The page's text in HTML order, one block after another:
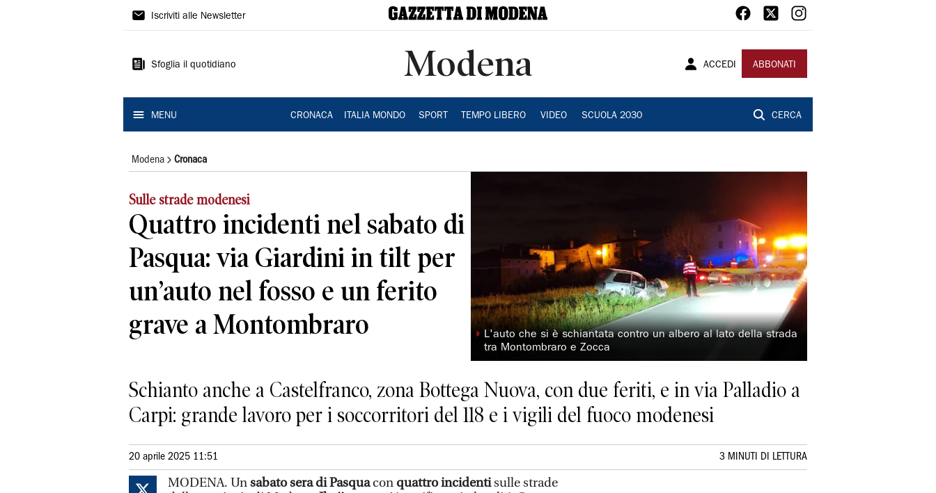
Gazzetta
Modena
Iscriviti alle Newsletter
Sfoglia il quotidiano Modena ACCEDI ABBONATI
MENU CRONACA ITALIA MONDO SPORT TEMPO LIBERO VIDEO SCUOLA 2030 CERCA
Modena Cronaca
Sulle strade modenesi
Quattro incidenti nel sabato di
Pasqua: via Giardini in tilt per
un’auto nel fosso e un ferito
grave a Montombraro
◗ L'auto che si è schiantata contro un albero al lato della strada
tra Montombraro e Zocca
Schianto anche a Castelfranco, zona Bottega Nuova, con due feriti, e in via Palladio a
Carpi: grande lavoro per i soccorritori del 118 e i vigili del fuoco modenesi
20 aprile 2025 11:51 3 MINUTI DI LETTURA
MODENA. Unsabato sera di Pasquacon quattro incidentisulle strade